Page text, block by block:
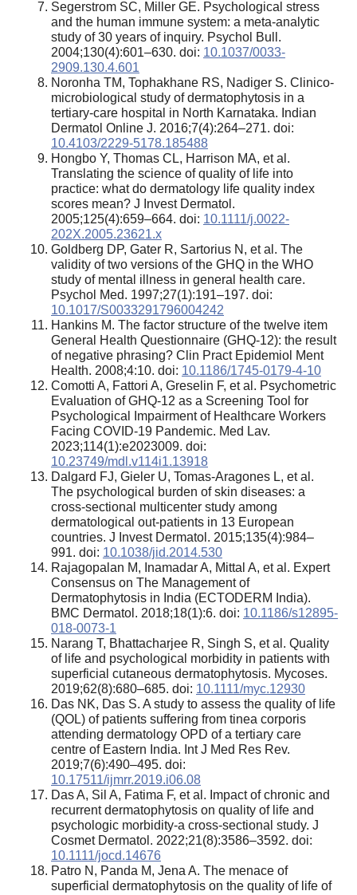
Segerstrom SC, Miller GE. Psychological stress
and the human immune system: a meta-analytic
study of 30 years of inquiry. Psychol Bull.
2004;130(4):601–630. doi: 10.1037/0033-
2909.130.4.601
Noronha TM, Tophakhane RS, Nadiger S. Clinico-
microbiological study of dermatophytosis in a
tertiary-care hospital in North Karnataka. Indian
Dermatol Online J. 2016;7(4):264–271. doi:
10.4103/2229-5178.185488
Hongbo Y, Thomas CL, Harrison MA, et al.
Translating the science of quality of life into
practice: what do dermatology life quality index
scores mean? J Invest Dermatol.
2005;125(4):659–664. doi: 10.1111/j.0022-
202X.2005.23621.x
Goldberg DP, Gater R, Sartorius N, et al. The
validity of two versions of the GHQ in the WHO
study of mental illness in general health care.
Psychol Med. 1997;27(1):191–197. doi:
10.1017/S0033291796004242
Hankins M. The factor structure of the twelve item
General Health Questionnaire (GHQ-12): the result
of negative phrasing? Clin Pract Epidemiol Ment
Health. 2008;4:10. doi: 10.1186/1745-0179-4-10
Comotti A, Fattori A, Greselin F, et al. Psychometric
Evaluation of GHQ-12 as a Screening Tool for
Psychological Impairment of Healthcare Workers
Facing COVID-19 Pandemic. Med Lav.
2023;114(1):e2023009. doi:
10.23749/mdl.v114i1.13918
Dalgard FJ, Gieler U, Tomas-Aragones L, et al.
The psychological burden of skin diseases: a
cross-sectional multicenter study among
dermatological out-patients in 13 European
countries. J Invest Dermatol. 2015;135(4):984–
991. doi: 10.1038/jid.2014.530
Rajagopalan M, Inamadar A, Mittal A, et al. Expert
Consensus on The Management of
Dermatophytosis in India (ECTODERM India).
BMC Dermatol. 2018;18(1):6. doi: 10.1186/s12895-
018-0073-1
Narang T, Bhattacharjee R, Singh S, et al. Quality
of life and psychological morbidity in patients with
superficial cutaneous dermatophytosis. Mycoses.
2019;62(8):680–685. doi: 10.1111/myc.12930
Das NK, Das S. A study to assess the quality of life
(QOL) of patients suffering from tinea corporis
attending dermatology OPD of a tertiary care
centre of Eastern India. Int J Med Res Rev.
2019;7(6):490–495. doi:
10.17511/ijmrr.2019.i06.08
Das A, Sil A, Fatima F, et al. Impact of chronic and
recurrent dermatophytosis on quality of life and
psychologic morbidity-a cross-sectional study. J
Cosmet Dermatol. 2022;21(8):3586–3592. doi:
10.1111/jocd.14676
Patro N, Panda M, Jena A. The menace of
superficial dermatophytosis on the quality of life of